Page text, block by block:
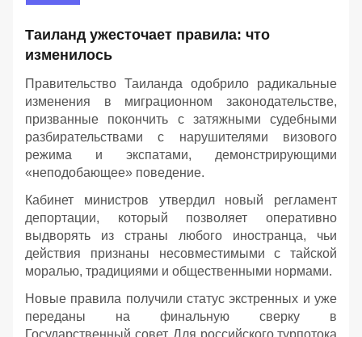
Таиланд ужесточает правила: что
изменилось
Правительство Таиланда одобрило радикальные
изменения в миграционном законодательстве,
призванные покончить с затяжными судебными
разбирательствами с нарушителями визового
режима и экспатами, демонстрирующими
«неподобающее» поведение.
Кабинет министров утвердил новый регламент
депортации, который позволяет оперативно
выдворять из страны любого иностранца, чьи
действия признаны несовместимыми с тайской
моралью, традициями и общественными нормами.
Новые правила получили статус экстренных и уже
переданы на финальную сверку в
Государственный совет. Для российского турпотока